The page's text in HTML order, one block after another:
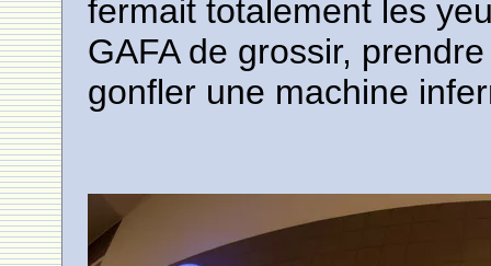
fermait totalement les
GAFA de grossir,
gonfler une machine